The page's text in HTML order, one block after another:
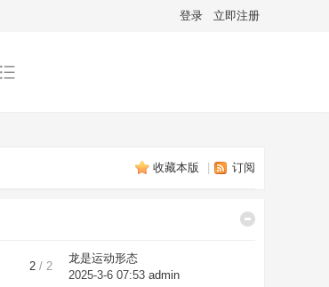
登录 立即注册
收藏本版 订阅
2 / 2
龙是运动形态
2025-3-6 07:53 admin